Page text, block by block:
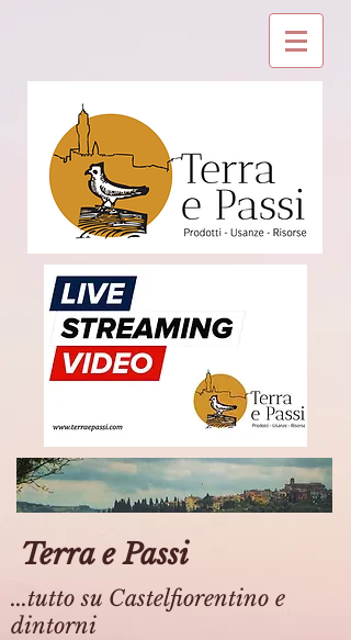
Terra e Passi
...tutto su Castelfiorentino e
dintorni